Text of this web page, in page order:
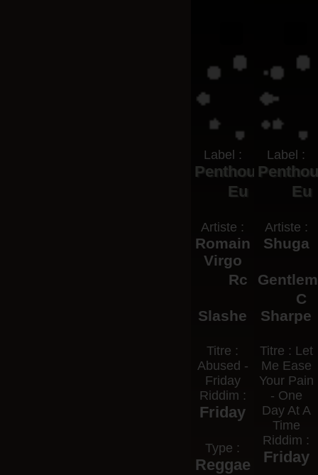
Label :
Penthouse
Eu
Artiste :
Romain
Virgo
Rc
Slashe
Titre :
Abused -
Friday
Riddim :
Friday
Type :
Reggae
Label :
Eu
Artiste :
Shuga
C
Sharpe
Titre : Let
Me Ease
Your Pain
- One
Day At A
Time
Riddim :
Friday